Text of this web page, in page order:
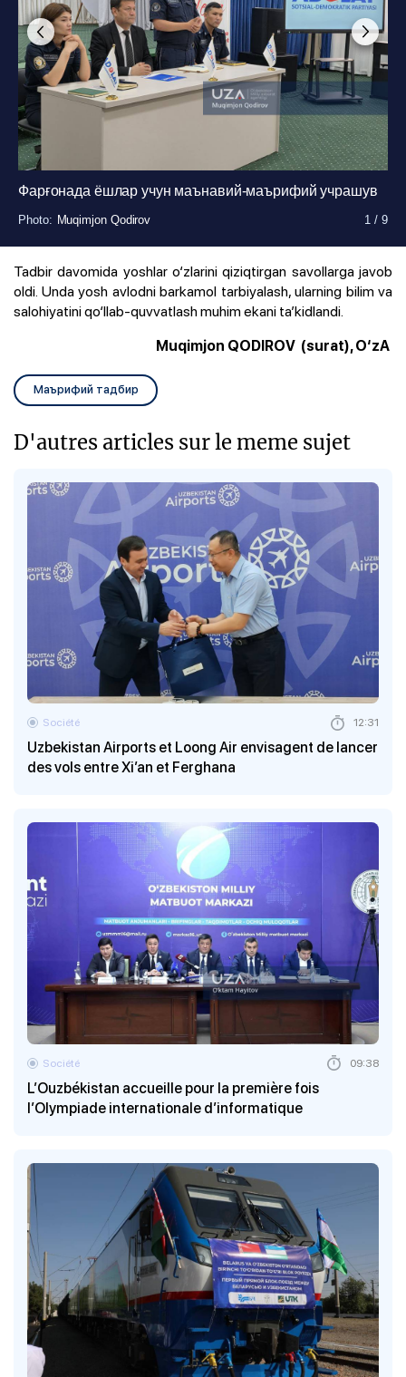
Фарғонада ёшлар учун маънавий-маърифий учрашув
Photo: Muqimjon Qodirov 1 /9
Photo: Muqimjon Qodirov 1 /9
Photo: Muqimjon Qodirov 1 /9
Photo: Muqimjon Qodirov 1 /9
Photo: Muqimjon Qodirov 1 /9
Photo: Muqimjon Qodirov 1 /9
Photo: Muqimjon Qodirov 1 /9
Photo: Muqimjon Qodirov 1 /9
Photo: Muqimjon Qodirov 1 /9
Tadbir davomida yoshlar o‘zlarini qiziqtirgan savollarga javob
oldi. Unda yosh avlodni barkamol tarbiyalash, ularning bilim va
salohiyatini qo‘llab-quvvatlash muhim ekani ta’kidlandi.
Muqimjon QODIROV (surat), O‘zA
Маърифий тадбир
D'autres articles sur le meme sujet
Uzbekistan Airports et Loong Air envisagent de lancer
des vols entre Xi’an et Ferghana
Société 12:31
L’Ouzbékistan accueille pour la première fois
l’Olympiade internationale d’informatique
Société 09:38